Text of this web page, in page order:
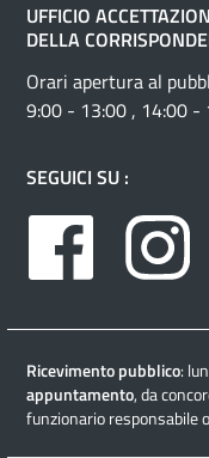
UFFICIO
DELLA
Orari apertura al
9:00 - 13:00 , 14:00 -
SEGUICI SU :
Facebook
Ricevimento pubblico:
appuntamento, da
funzionario responsabile